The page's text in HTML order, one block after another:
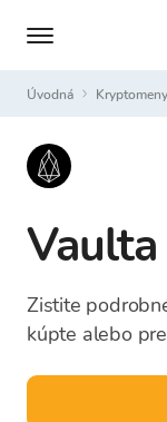
Úvodná Kryptomeny
Vaulta
Zistite
kúpte alebo